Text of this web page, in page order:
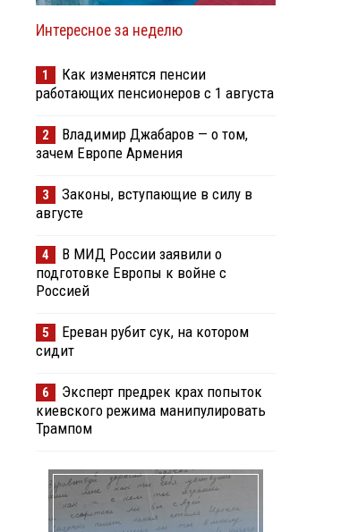
Интересное за неделю
1
Как изменятся пенсии
работающих пенсионеров с 1 августа
2
Владимир Джабаров — о том,
зачем Европе Армения
3
Законы, вступающие в силу в
августе
4
В МИД России заявили о
подготовке Европы к войне с
Россией
5
Ереван рубит сук, на котором
сидит
6
Эксперт предрек крах попыток
киевского режима манипулировать
Трампом